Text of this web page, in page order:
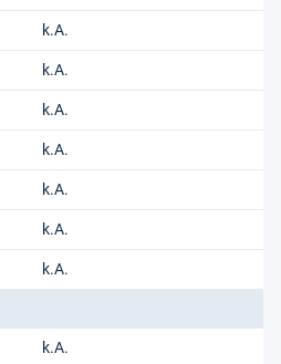
k.A.
k.A.
k.A.
k.A.
k.A.
k.A.
k.A.
k.A.